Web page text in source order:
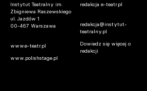
Instytut Teatralny im.
Zbigniewa Raszewskiego
ul. Jazdów 1
00-467 Warszawa
www.e-teatr.pl
www.polishstage.pl
redakcja e-teatr.pl
redakcja@instytut-
teatralny.pl
Dowiedz się więcej o
redakcji